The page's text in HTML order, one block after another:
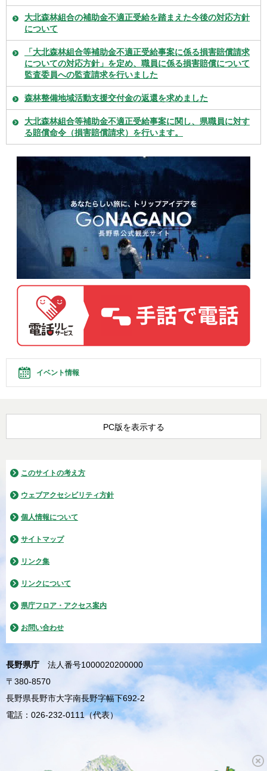
大北森林組合の補助金不適正受給を踏まえた今後の対応方針
について
「大北森林組合等補助金不適正受給事案に係る損害賠償請求
についての対応方針」を定め、職員に係る損害賠償について
監査委員への監査請求を行いました
森林整備地域活動支援交付金の返還を求めました
大北森林組合等補助金不適正受給事案に関し、県職員に対す
る賠償命令（損害賠償請求）を行います。
イベント情報
PC版を表示する
このサイトの考え方
ウェブアクセシビリティ方針
個人情報について
サイトマップ
リンク集
リンクについて
県庁フロア・アクセス案内
お問い合わせ
長野県庁
法人番号1000020200000
〒380-8570
長野県長野市大字南長野字幅下692-2
電話：026-232-0111（代表）